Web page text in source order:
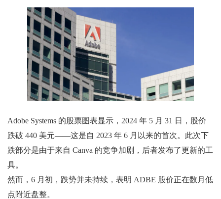
Adobe Systems 的股票图表显示，2024 年 5 月 31 日，股价
跌破 440 美元——这是自 2023 年 6 月以来的首次。此次下
跌部分是由于来自 Canva 的竞争加剧，后者发布了更新的工
具。
然而，6 月初，跌势并未持续，表明 ADBE 股价正在数月低
点附近盘整。